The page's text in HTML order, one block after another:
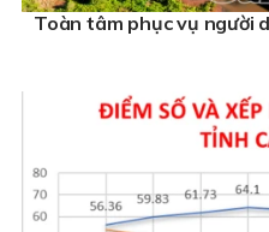
Toàn tâm phục vụ người